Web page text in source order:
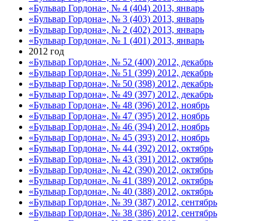
«Бульвар Гордона», № 4 (404) 2013, январь
«Бульвар Гордона», № 3 (403) 2013, январь
«Бульвар Гордона», № 2 (402) 2013, январь
«Бульвар Гордона», № 1 (401) 2013, январь
2012 год
«Бульвар Гордона», № 52 (400) 2012, декабрь
«Бульвар Гордона», № 51 (399) 2012, декабрь
«Бульвар Гордона», № 50 (398) 2012, декабрь
«Бульвар Гордона», № 49 (397) 2012, декабрь
«Бульвар Гордона», № 48 (396) 2012, ноябрь
«Бульвар Гордона», № 47 (395) 2012, ноябрь
«Бульвар Гордона», № 46 (394) 2012, ноябрь
«Бульвар Гордона», № 45 (393) 2012, ноябрь
«Бульвар Гордона», № 44 (392) 2012, октябрь
«Бульвар Гордона», № 43 (391) 2012, октябрь
«Бульвар Гордона», № 42 (390) 2012, октябрь
«Бульвар Гордона», № 41 (389) 2012, октябрь
«Бульвар Гордона», № 40 (388) 2012, октябрь
«Бульвар Гордона», № 39 (387) 2012, сентябрь
«Бульвар Гордона», № 38 (386) 2012, сентябрь